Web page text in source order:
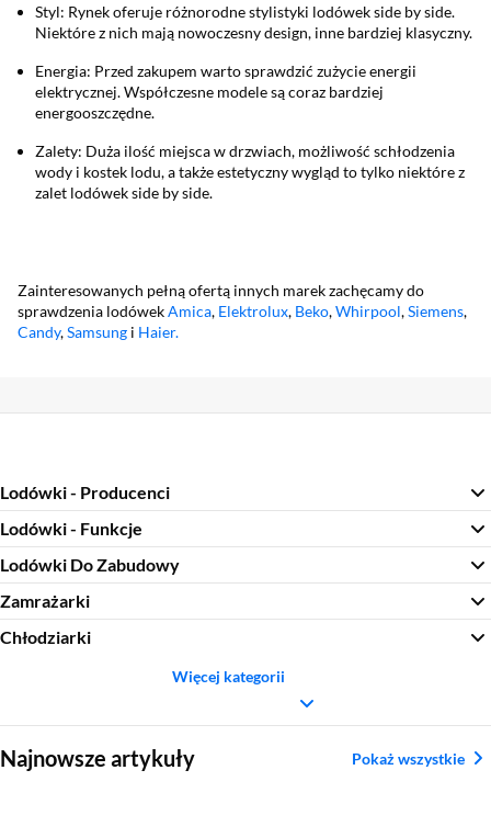
Styl: Rynek oferuje różnorodne stylistyki lodówek side by side.
Niektóre z nich mają nowoczesny design, inne bardziej klasyczny.
Energia: Przed zakupem warto sprawdzić zużycie energii
elektrycznej. Współczesne modele są coraz bardziej
energooszczędne.
Zalety: Duża ilość miejsca w drzwiach, możliwość schłodzenia
wody i kostek lodu, a także estetyczny wygląd to tylko niektóre z
zalet lodówek side by side.
Zainteresowanych pełną ofertą innych marek zachęcamy do
sprawdzenia lodówekAmica, Elektrolux, Beko,Whirpool,Siemens,
Candy,Samsung i Haier.
Lodówki - Producenci
Lodówki - Funkcje
Lodówki Do Zabudowy
Zamrażarki
Chłodziarki
Więcej kategorii
Najnowsze artykuły Pokaż wszystkie